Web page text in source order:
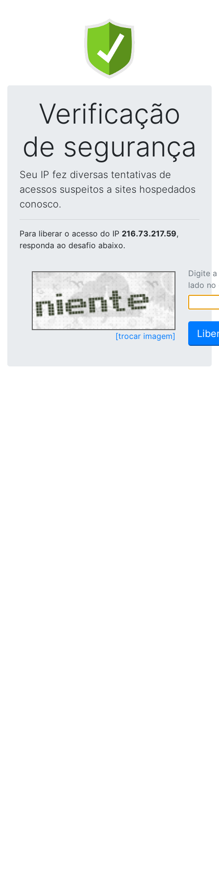
Verificação
de segurança
Seu IP fez diversas tentativas de
acessos suspeitos a sites hospedados
conosco.
Para liberar o acesso do IP 216.73.217.59,
responda ao desafio abaixo.
[trocar imagem]
Digite
lado no